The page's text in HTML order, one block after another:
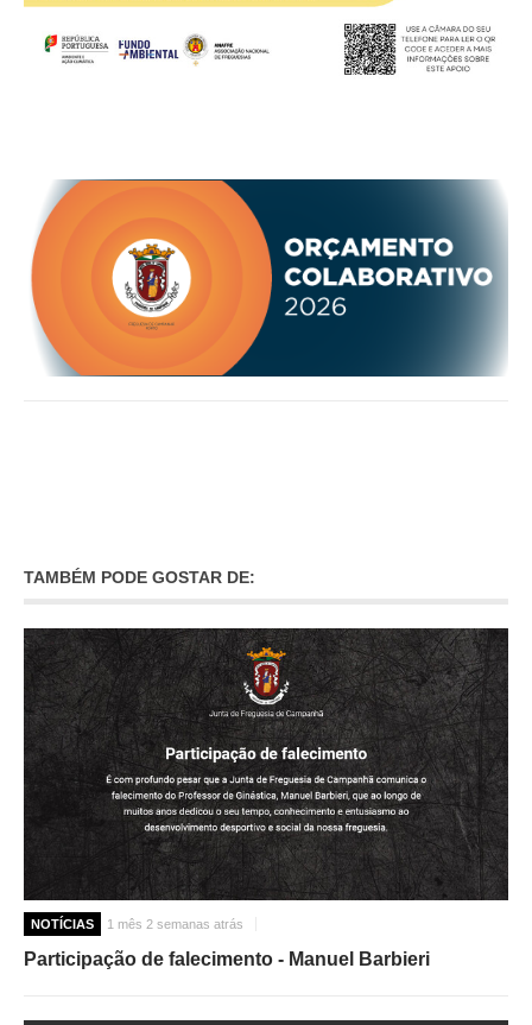
O GABINETE
CONTACTOS
TAMBÉM PODE GOSTAR DE:
NOTÍCIAS 1 mês 2 semanas atrás
Participação de falecimento - Manuel Barbieri